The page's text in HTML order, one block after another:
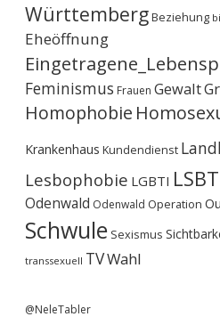
WürttembergBeziehung
Eheöffnung
Feminismus Frauen Gewalt
Homophobie
Krankenhaus Kundendienst
Lesbophobie LGBTI
Odenwald Odenwald Operation
Schwule Sexismus
transsexuell TVWahl
@NeleTabler